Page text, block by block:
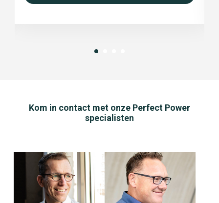
Kom in contact met onze Perfect Power
specialisten